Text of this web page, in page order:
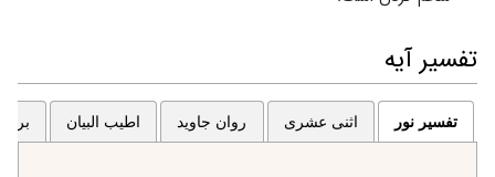
تفسیر آیه
تفسیر نور اثنی عشری روان جاوید اطیب البیان